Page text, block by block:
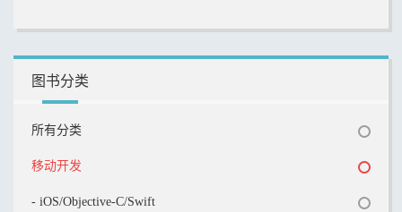
图书分类
所有分类
移动开发
- iOS/Objective-C/Swift